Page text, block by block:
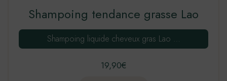
Shampoing tendance grasse Lao
Shampoing liquide cheveux gras Lao …
19,90€